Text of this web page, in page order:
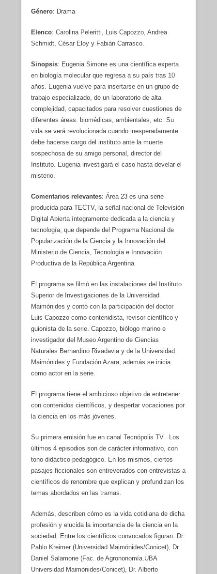
Género: Drama
Elenco: Carolina Peleritti, Luis Capozzo, Andrea
Schmidt, César Eloy y Fabián Carrasco.
Sinopsis: Eugenia Simone es una científica experta
en biología molecular que regresa a su país tras 10
años. Eugenia vuelve para insertarse en un grupo de
trabajo especializado, de un laboratorio de alta
complejidad, capacitados para resolver cuestiones de
diferentes áreas: biomédicas, ambientales, etc. Su
vida se verá revolucionada cuando inesperadamente
debe hacerse cargo del instituto ante la muerte
sospechosa de su amigo personal, director del
Instituto. Eugenia investigará el caso hasta develar el
misterio.
Comentarios relevantes: Área 23 es una serie
producida para TECTV, la señal nacional de Televisión
Digital Abierta íntegramente dedicada a la ciencia y
tecnología, que depende del Programa Nacional de
Popularización de la Ciencia y la Innovación del
Ministerio de Ciencia, Tecnología e Innovación
Productiva de la República Argentina.
El programa se filmó en las instalaciones del Instituto
Superior de Investigaciones de la Universidad
Maimónides y contó con la participación del doctor
Luis Capozzo como contenidista, revisor científico y
guionista de la serie. Capozzo, biólogo marino e
investigador del Museo Argentino de Ciencias
Naturales Bernardino Rivadavia y de la Universidad
Maimónides y Fundación Azara, además se inicia
como actor en la serie.
El programa tiene el ambicioso objetivo de entretener
con contenidos científicos, y despertar vocaciones por
la ciencia en los más jóvenes.
Su primera emisión fue en canal Tecnópolis TV. Los
últimos 4 episodios son de carácter informativo, con
tono didáctico-pedagógico. En los mismos, ciertos
pasajes ficcionales son entreverados con entrevistas a
científicos de renombre que explican y profundizan los
temas abordados en las tramas.
Además, describen cómo es la vida cotidiana de dicha
profesión y elucida la importancia de la ciencia en la
sociedad. Entre los científicos convocados figuran: Dr.
Pablo Kreimer (Universidad Maimónides/Conicet), Dr.
Daniel Salamone (Fac. de Agrononomía.UBA
Universidad Maimónides/Conicet), Dr. Alberto